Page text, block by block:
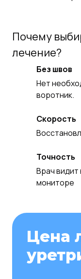
Почему
лечение?
Без швов
Нет
воротник.
Скорость
Точность
Врач видит
мониторе
Цена